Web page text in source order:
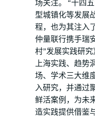
场关注。 “十四
型城镇化等发展
程，也为其注入
仲量联行携手瑞
村”发展实践研究
上海实践、趋势
场、学术三大维
入研究，并通过
鲜活案例，为未
造实践提供借鉴